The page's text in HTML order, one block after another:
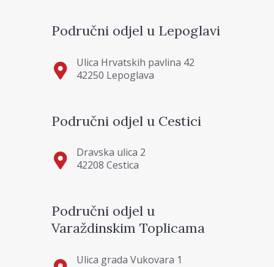
Područni odjel u Lepoglavi
Ulica Hrvatskih pavlina 42
42250 Lepoglava
Područni odjel u Cestici
Dravska ulica 2
42208 Cestica
Područni odjel u
Varaždinskim Toplicama
Ulica grada Vukovara 1